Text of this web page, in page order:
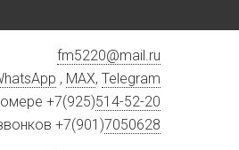
fm5220@mail.ru
, MAX, Telegram
+7(925)514-52-20
+7(901)7050628